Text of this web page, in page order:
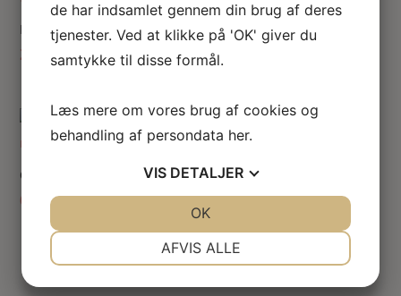
Blomsteropsats til sidebord
235.00kr.
Blomster opsats til kamin
185.00
Orangerøde rosenbuket
65.00kr.
Plastvase med rosa roser
65.00kr.
de har indsamlet gennem din brug af deres
tjenester. Ved at klikke på 'OK' giver du
samtykke til disse formål.
Læs mere om vores brug af cookies og
behandling af persondata her.
VIS DETALJER
AFVIS ALLE
OK